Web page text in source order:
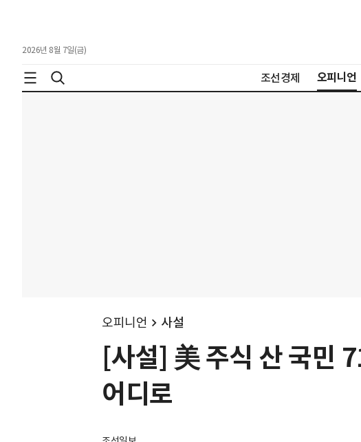
2026년 8월 7일(금)
조선경제 오피니언
오피니언 사설
[사설] 美 주식 산 국민
어디로